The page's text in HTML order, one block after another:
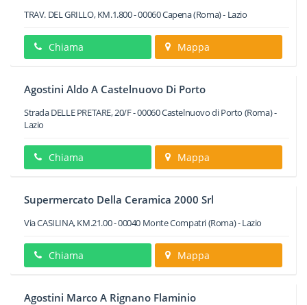
TRAV. DEL GRILLO, KM.1.800-00060Capena(Roma) - Lazio
Chiama Mappa
Agostini Aldo A Castelnuovo Di Porto
Strada DELLE PRETARE, 20/F-00060Castelnuovo di Porto (Roma) -
Lazio
Chiama Mappa
Supermercato Della Ceramica 2000 Srl
Via CASILINA, KM.21.00-00040 Monte Compatri(Roma) -Lazio
Chiama Mappa
Agostini Marco A Rignano Flaminio